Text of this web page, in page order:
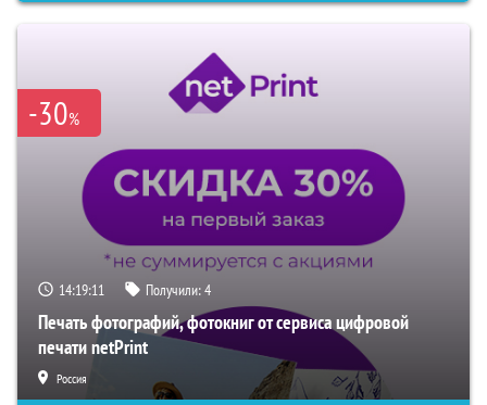
-30%
14:19:10 Получили:4
Печать фотографий, фотокниг от сервиса цифровой
печати netPrint
Россия